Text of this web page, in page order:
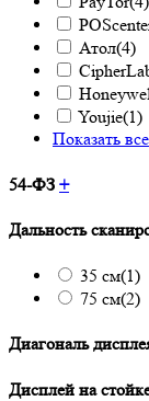
Атол(4)
Youjie(1)
Показать все
54-ФЗ +
Дальность
35 см(1)
75 см(2)
Диагональ
Дисплей на